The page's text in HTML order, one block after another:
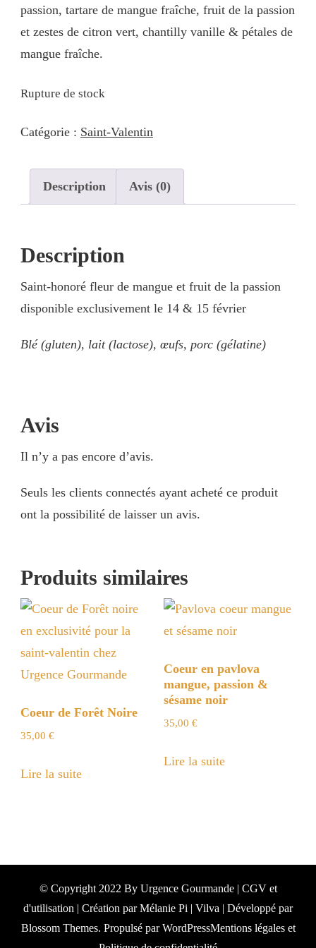
passion, tartare de mangue fraîche, fruit de la passion
et zestes de citron vert, chantilly vanille & pétales de
mangue fraîche.
Rupture de stock
Catégorie : Saint-Valentin
Description Avis (0)
Description
Saint-honoré fleur de mangue et fruit de la passion
disponible exclusivement le 14 & 15 février
Blé (gluten), lait (lactose), œufs, porc (gélatine)
Avis
Il n’y a pas encore d’avis.
Seuls les clients connectés ayant acheté ce produit
ont la possibilité de laisser un avis.
Produits similaires
Coeur de Forêt Noire
35,00 €
Lire la suite
Coeur en pavlova
mangue, passion &
sésame noir
35,00 €
Lire la suite
© Copyright 2022 By Urgence Gourmande | CGV et
d'utilisation | Création par Mélanie Pi | Vilva | Développé par
Blossom Themes. Propulsé parWordPressMentions légales et